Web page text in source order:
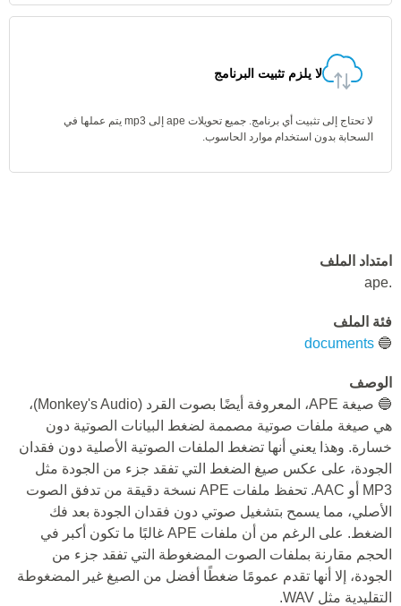
لا يلزم تثبيت البرنامج
لا تحتاج إلى تثبيت أي برنامج. جميع تحويلات ape إلى mp3 يتم عملها في
السحابة بدون استخدام موارد الحاسوب.
امتداد الملف
.ape
فئة الملف
🔵
documents
الوصف
🔵 صيغة APE، المعروفة أيضًا بصوت القرد (Monkey's Audio)،
هي صيغة ملفات صوتية مصممة لضغط البيانات الصوتية دون
خسارة. وهذا يعني أنها تضغط الملفات الصوتية الأصلية دون فقدان
الجودة، على عكس صيغ الضغط التي تفقد جزء من الجودة مثل
MP3 أو AAC. تحفظ ملفات APE نسخة دقيقة من تدفق الصوت
الأصلي، مما يسمح بتشغيل صوتي دون فقدان الجودة بعد فك
الضغط. على الرغم من أن ملفات APE غالبًا ما تكون أكبر في
الحجم مقارنة بملفات الصوت المضغوطة التي تفقد جزء من
الجودة، إلا أنها تقدم عمومًا ضغطًا أفضل من الصيغ غير المضغوطة
التقليدية مثل WAV.